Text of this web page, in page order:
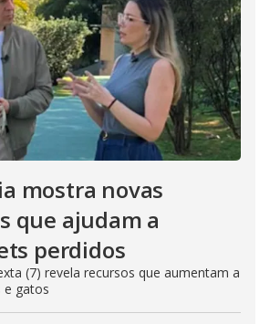
mostra novas
que ajudam a
perdidos
(7) revela recursos que aumentam a
e gatos